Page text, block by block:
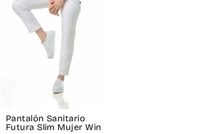
Pantalón Sanitario
Futura Slim Mujer Win